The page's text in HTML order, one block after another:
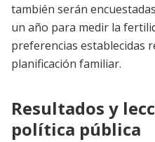
también serán
un año para medir la
preferencias establecidas
planificación familiar.
Resultados y
política pública